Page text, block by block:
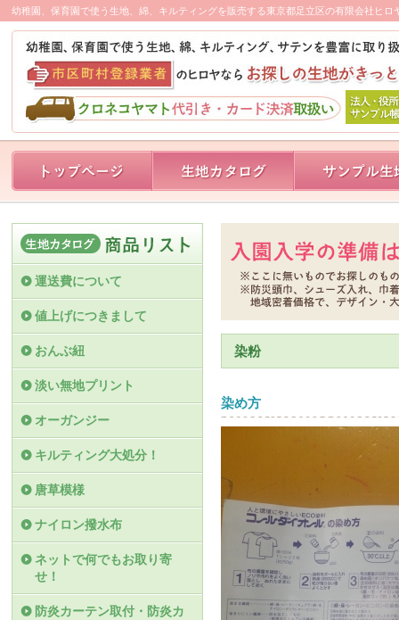
幼稚園、保育園で使う生地、綿、キルティングを販売する東京都足立区の有限会社ヒ
染粉
染め方
運送費について
値上げにつきまして
おんぶ紐
淡い無地プリント
オーガンジー
キルティング大処分！
唐草模様
ナイロン撥水布
ネットで何でもお取り寄
せ！
防炎カーテン取付・防炎カ